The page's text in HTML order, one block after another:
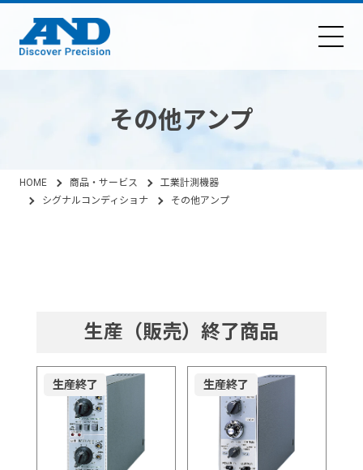
その他アンプ
HOME 商品・サービス
工業計測機器
シグナルコンディショナ
その他アンプ
生産（販売）終了商品
生産終了 生産終了